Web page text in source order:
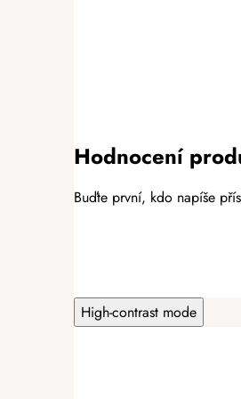
Hodnocení
Buďte první, kdo napíše
High-contrast mode